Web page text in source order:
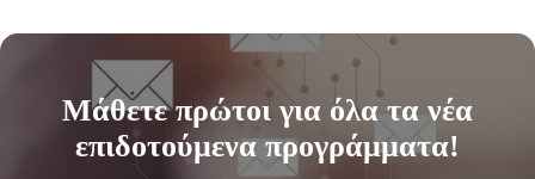
Μάθετεπρώτοι για όλα τα νέα
επιδοτούμενα προγράμματα!